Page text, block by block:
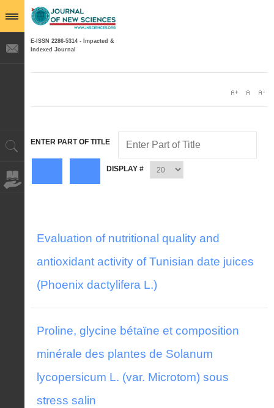
E-ISSN 2286-5314 - Impacted &
Indexed Journal
ENTER PART OF TITLE
DISPLAY #
Evaluation of nutritional quality and
antioxidant activity of Tunisian date juices
(Phoenix dactylifera L.)
Proline, glycine bétaïne et composition
minérale des plantes de Solanum
lycopersicum L. (var. Microtom) sous
stress salin